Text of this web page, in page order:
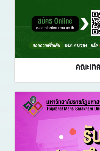
คณะเท